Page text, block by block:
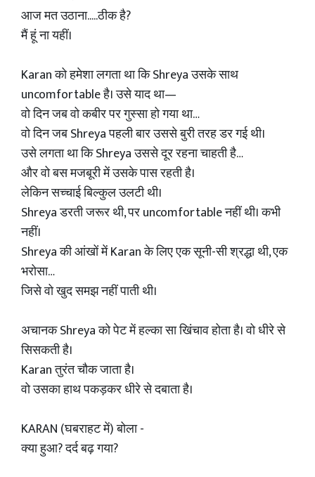
आज मत उठाना.....ठीक है?
मैं हूं ना यहीं।
Karan को हमेशा लगता था कि Shreya उसके साथ
uncomfortable है। उसे याद था—
वो दिन जब वो कबीर पर गुस्सा हो गया था…
वो दिन जब Shreya पहली बार उससे बुरी तरह डर गई थी।
उसे लगता था कि Shreya उससे दूर रहना चाहती है…
और वो बस मजबूरी में उसके पास रहती है।
लेकिन सच्चाई बिल्कुल उलटी थी।
Shreya डरती जरूर थी, पर uncomfortable नहीं थी। कभी
नहीं।
Shreya की आंखों में Karan के लिए एक सूनी-सी श्रद्धा थी, एक
भरोसा…
जिसे वो खुद समझ नहीं पाती थी।
अचानक Shreya को पेट में हल्का सा खिंचाव होता है। वो धीरे से
सिसकती है।
Karan तुरंत चौक जाता है।
वो उसका हाथ पकड़कर धीरे से दबाता है।
KARAN (घबराहट में) बोला -
क्या हुआ? दर्द बढ़ गया?